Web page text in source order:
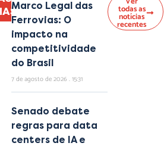
Marco Legal das
Ferrovias: O
impacto na
competitividade
do Brasil
7 de agosto de 2026 15:31
Senado debate
regras para data
centers de IA e
todas as
notícias
recentes